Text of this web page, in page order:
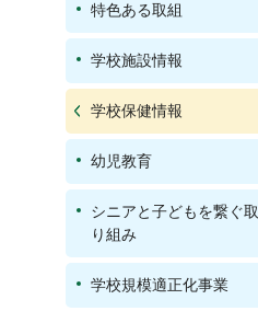
特色ある取組
学校施設情報
学校保健情報
幼児教育
シニアと子どもを繋ぐ取
り組み
学校規模適正化事業